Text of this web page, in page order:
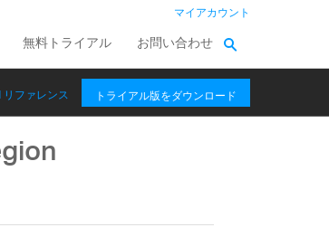
マイアカウント
無料トライアル お問い合わせ
ファレンス トライアル版をダウンロード